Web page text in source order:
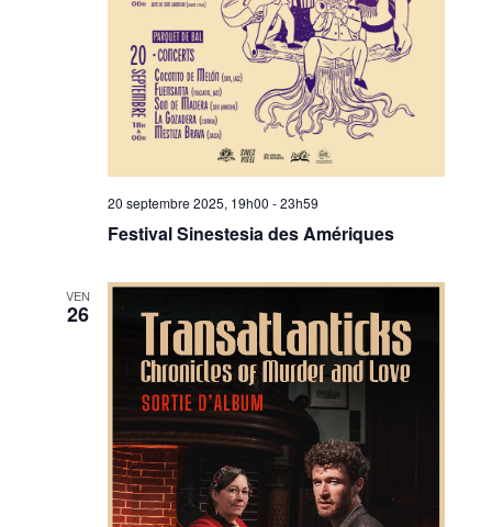
20 septembre 2025, 19h00 -23h59
Festival Sinestesia des Amériques
VEN
26